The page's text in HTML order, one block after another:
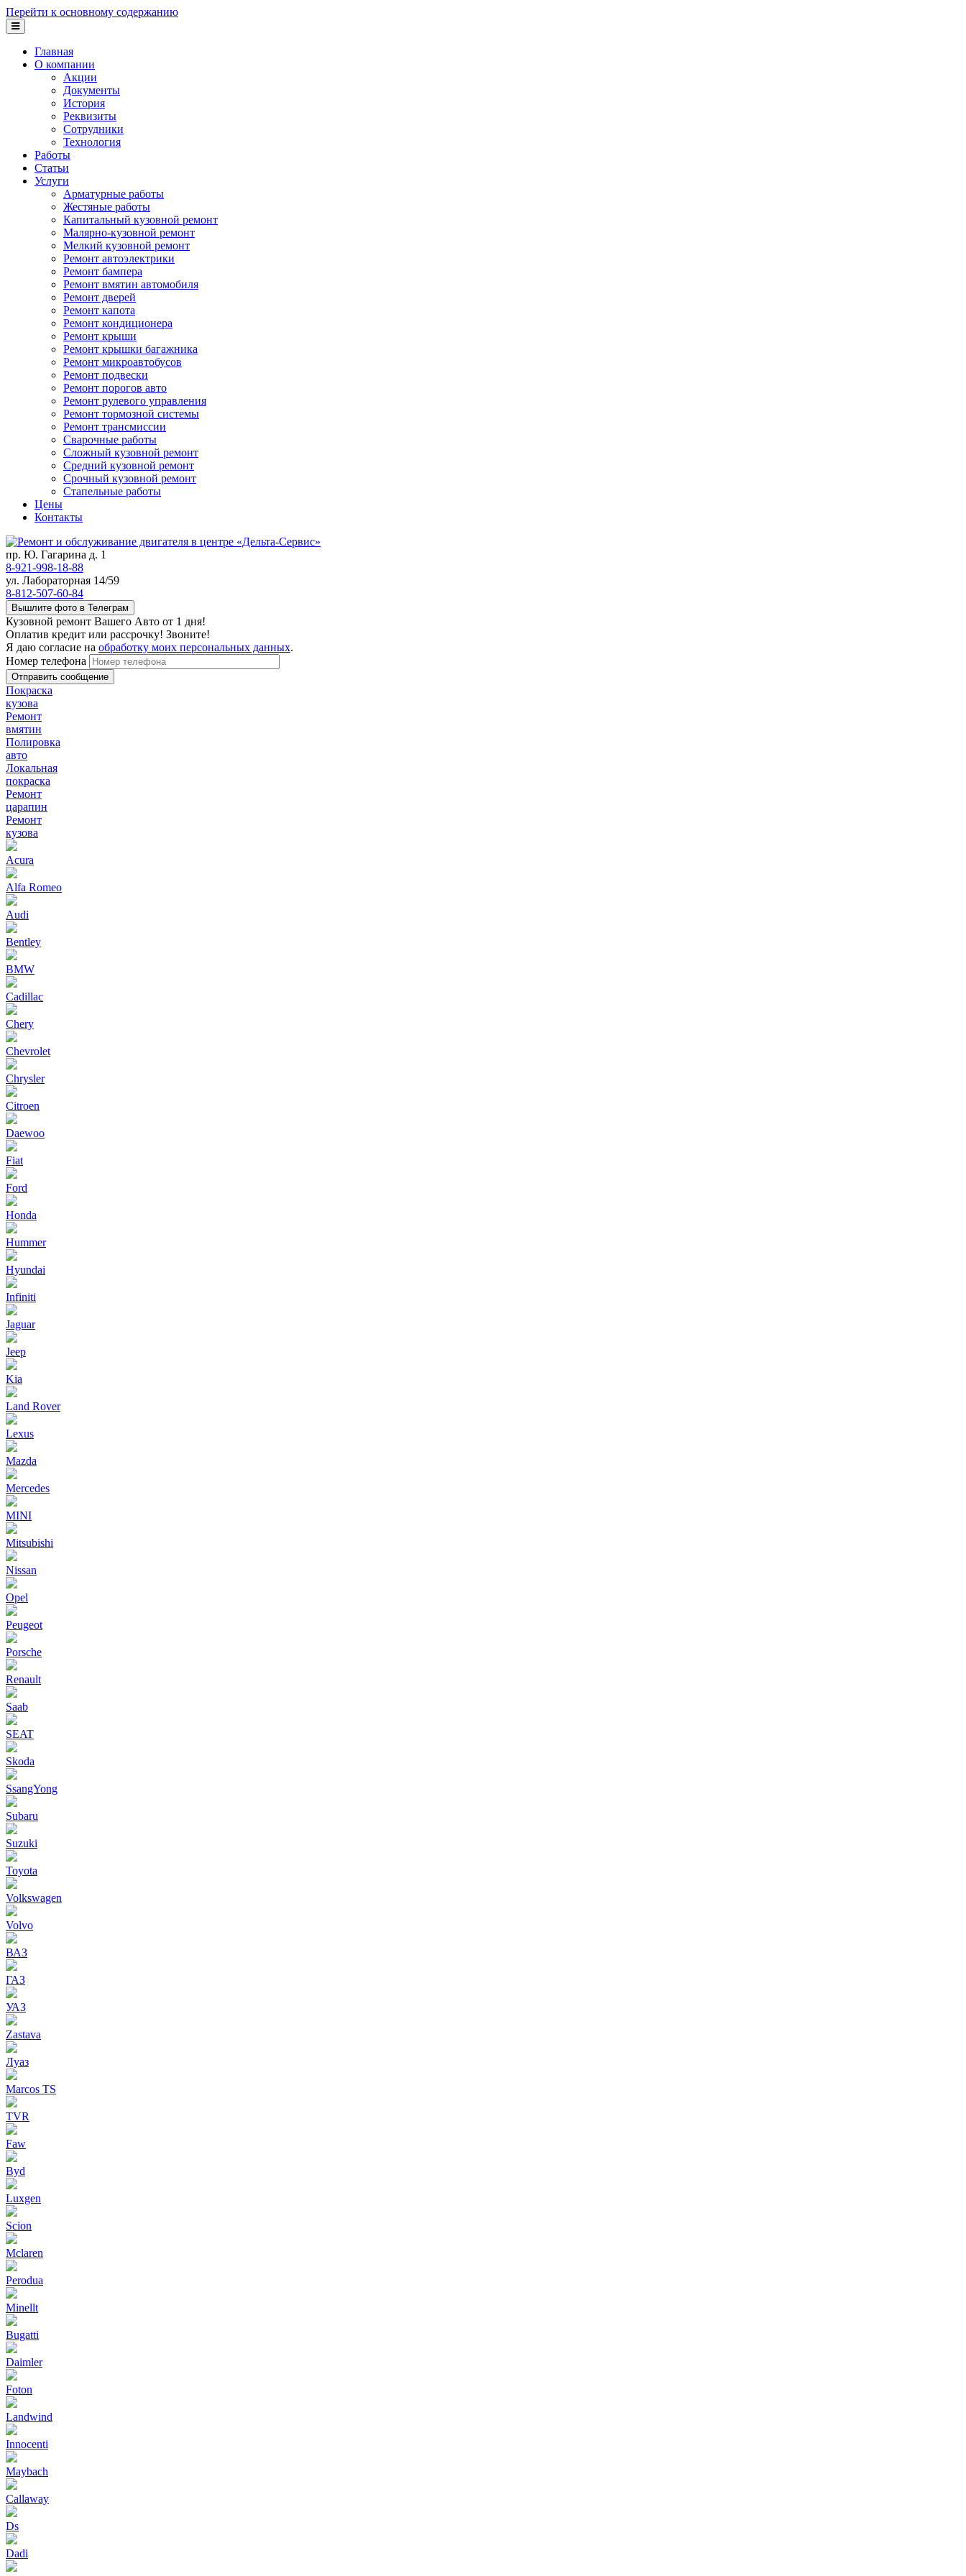
Перейти к основному содержанию
Главная
О компании
Акции
Документы
История
Реквизиты
Сотрудники
Технология
Работы
Статьи
Услуги
Арматурные работы
Жестяные работы
Капитальный кузовной ремонт
Малярно-кузовной ремонт
Мелкий кузовной ремонт
Ремонт автоэлектрики
Ремонт бампера
Ремонт вмятин автомобиля
Ремонт дверей
Ремонт капота
Ремонт кондиционера
Ремонт крыши
Ремонт крышки багажника
Ремонт микроавтобусов
Ремонт подвески
Ремонт порогов авто
Ремонт рулевого управления
Ремонт тормозной системы
Ремонт трансмиссии
Сварочные работы
Сложный кузовной ремонт
Средний кузовной ремонт
Срочный кузовной ремонт
Стапельные работы
Цены
Контакты
пр. Ю. Гагарина д. 1
8-921-998-18-88
ул. Лабораторная 14/59
8-812-507-60-84
Вышлите фото в Телеграм
Кузовной ремонт Вашего Авто от 1 дня!
Оплатив кредит или рассрочку! Звоните!
Я даю согласие на обработку моих персональных данных.
Номер телефона
Покраска
кузова
Ремонт
вмятин
Полировка
авто
Локальная
покраска
Ремонт
царапин
Ремонт
кузова
Acura
Alfa Romeo
Audi
Bentley
BMW
Cadillac
Chery
Chevrolet
Chrysler
Citroen
Daewoo
Fiat
Ford
Honda
Hummer
Hyundai
Infiniti
Jaguar
Jeep
Kia
Land Rover
Lexus
Mazda
Mercedes
MINI
Mitsubishi
Nissan
Opel
Peugeot
Porsche
Renault
Saab
SEAT
Skoda
SsangYong
Subaru
Suzuki
Toyota
Volkswagen
Volvo
ВАЗ
ГАЗ
УАЗ
Zastava
Луаз
Marcos TS
TVR
Faw
Byd
Luxgen
Scion
Mclaren
Perodua
Minellt
Bugatti
Daimler
Foton
Landwind
Innocenti
Maybach
Callaway
Ds
Dadi